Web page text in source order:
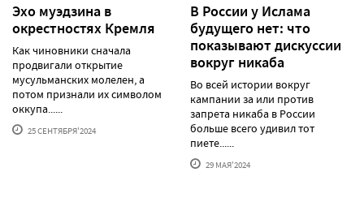
Эхо муэдзина в
окрестностях Кремля
Как чиновники сначала
продвигали открытие
мусульманских молелен, а
потом признали их символом
оккупа......
25 СЕНТЯБРЯ'2024
В России у Ислама
будущего нет: что
показывают дискуссии
вокруг никаба
Во всей истории вокруг
кампании за или против
запрета никаба в России
больше всего удивил тот
пиете......
29 МАЯ'2024